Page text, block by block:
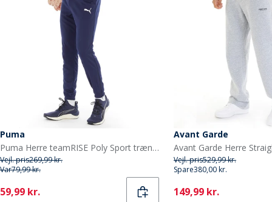
Puma
Puma Herre teamRISE Poly Sport træningsbukser Blå
Vejl. pris269,99 kr.
Var79,99 kr.
Current
59,99 kr.
Avant Garde
Vejl. pris529,99 kr.
Spare380,00 kr.
Current
149,99 kr.